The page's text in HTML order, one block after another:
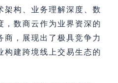
架构、业务理解深度、数
，数商云作为业界资深的
商，展现出了极具竞争力
构建跨境线上交易生态的